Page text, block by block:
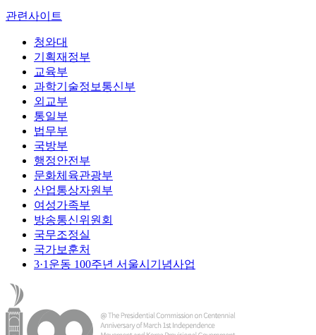
관련사이트
청와대
기획재정부
교육부
과학기술정보통신부
외교부
통일부
법무부
국방부
행정안전부
문화체육관광부
산업통상자원부
여성가족부
방송통신위원회
국무조정실
국가보훈처
3·1운동 100주년 서울시기념사업